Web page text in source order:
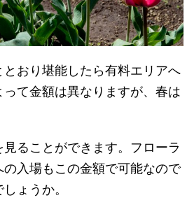
おり堪能したら有料エリアへ
って金額は異なりますが、春は
ることができます。フローラ
入場もこの金額で可能なので
ょうか。